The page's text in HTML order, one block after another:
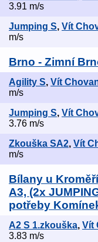
3.91 m/s
Jumping S, Vít
m/s
Brno - Zimní
Agility S, Vít
m/s
Jumping S, Vít
3.76 m/s
Zkouška SA2, Vít
m/s
Bílany u
A3, (2x
potřeby
A2 S 1.zkouška, Vít
3.83 m/s